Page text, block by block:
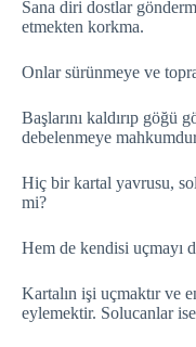
Sana diri dostlar
etmekten korkma.
Onlar sürünmeye ve
Başlarını kaldırıp göğü
debelenmeye
Hiç bir kartal yavrusu,
mi?
Hem de kendisi uçmayı
Kartalın işi uçmaktır ve
eylemektir. Solucanlar